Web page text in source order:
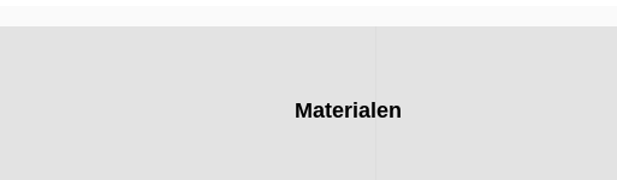
Materialen